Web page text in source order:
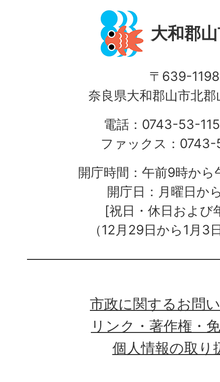
大和郡
〒639-1198
奈良県大和郡山市北
電話：0743-53-
ファックス：
開庁時間：午前9時か
開庁日：月曜日か
[祝日・休日および
（12月29日から1月3
市政に関するお問
リンク・著作権・
個人情報の取り